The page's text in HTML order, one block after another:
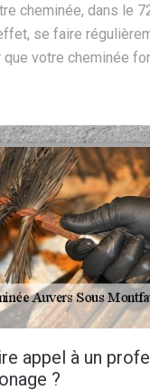
cheminée, dans le
se faire
que votre cheminée
appel à un
?